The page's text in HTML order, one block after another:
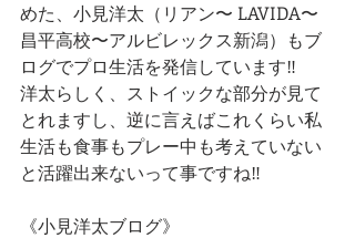
めた、小見洋太（リアン〜 LAVIDA〜
昌平高校〜アルビレックス新潟）もブ
ログでプロ生活を発信しています‼︎
洋太らしく、ストイックな部分が見て
とれますし、逆に言えばこれくらい私
生活も食事もプレー中も考えていない
と活躍出来ないって事ですね‼︎
《小見洋太ブログ》